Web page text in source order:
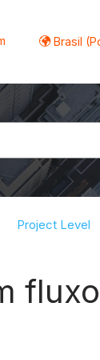
Brasil
Project Level